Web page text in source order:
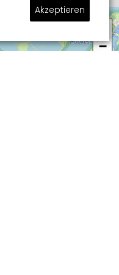
−
Akzeptieren
Stellen Sie Ihre Frage